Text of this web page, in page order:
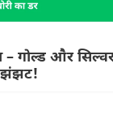
गोल्ड और
झंझट!